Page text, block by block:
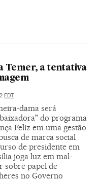
Temer, a tentativa
EDT
dama será
do programa
Feliz em uma gestão
de marca social
de presidente em
joga luz em mal-
sobre papel de
no Governo